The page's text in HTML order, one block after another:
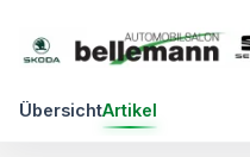
ÜbersichtArtikel